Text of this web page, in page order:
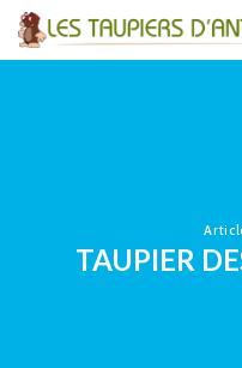
TAUPIER